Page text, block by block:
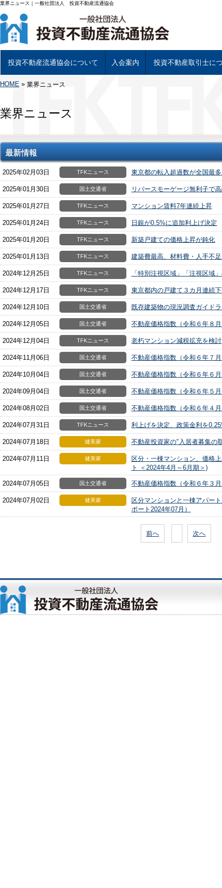
業界ニュース｜一般社団法人 投資不動産流通協会
投資不動産流通協会について
投資不動産流通協会について
基幹事業について
組織図及び理事
当協会会員一覧
投資不動産専用書類について
アクセス
入会案内 投資不動産取引士に
HOME » 業界ニュース
業界ニュース
最新情報
2025年02月03日 TFKニュース 東京都の転入超過数が全国最
2025年01月30日 国土交通省 リバースモーゲージ無利子で
2025年01月27日 TFKニュース マンション賃料7年連続上昇
2025年01月24日 TFKニュース 日銀が0.5%に追加利上げ決定
2025年01月20日 TFKニュース 新築戸建ての価格上昇が鈍化
2025年01月13日 TFKニュース 建築費最高、材料費・人手不
2024年12月25日 TFKニュース 「特別注視区域」「注視区域
2024年12月17日 TFKニュース 東京都内の戸建て３カ月連続
2024年12月10日 国土交通省 既存建築物の現況調査ガイド
2024年12月05日 国土交通省 不動産価格指数（令和６年８
2024年12月04日 TFKニュース 老朽マンション減税拡充を検討
2024年11月06日 国土交通省 不動産価格指数（令和６年７
2024年10月04日 国土交通省 不動産価格指数（令和６年６
2024年09月04日 国土交通省 不動産価格指数（令和６年５
2024年08月02日 国土交通省 不動産価格指数（令和６年４
2024年07月31日 TFKニュース 利上げを決定、政策金利を
2024年07月18日 健美家 不動産投資家の"入居者募集の
2024年07月11日 健美家
区分・一棟マンション、価格
ト ＜2024年4月～6月期＞)
2024年07月05日 国土交通省 不動産価格指数（令和６年３
2024年07月02日 健美家
区分マンションと一棟アパー
ポート2024年07月）
前へ 次へ